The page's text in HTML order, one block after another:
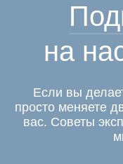
на
Если вы
просто меняете
вас. Советы